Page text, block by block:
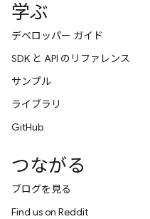
学ぶ
デベロッパー ガイド
SDK と API のリファレンス
サンプル
ライブラリ
GitHub
つながる
ブログを見る
Find us on Reddit